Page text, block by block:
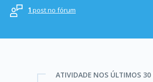
1 post no fórum
ATIVIDADE NOS ÚLTIMOS 30